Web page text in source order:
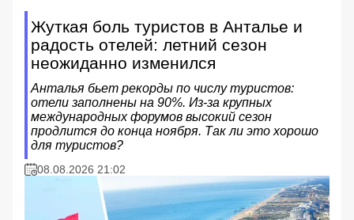
Жуткая боль туристов в Анталье и
радость отелей: летний сезон
неожиданно изменился
Анталья бьет рекорды по числу туристов:
отели заполнены на 90%. Из-за крупных
международных форумов высокий сезон
продлится до конца ноября. Так ли это хорошо
для туристов?
08.08.2026 21:02